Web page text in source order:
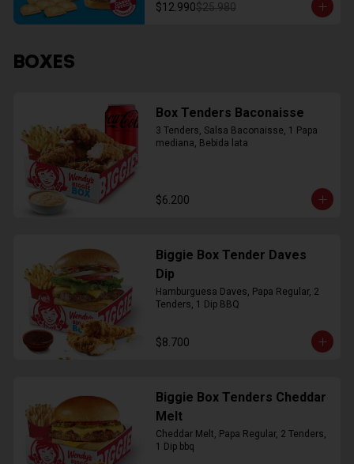
$12.990$25.980
BOXES
Box Tenders Baconaisse
3 Tenders, Salsa Baconaisse, 1 Papa
mediana, Bebida lata
$6.200
Biggie Box Tender Daves
Dip
Hamburguesa Daves, Papa Regular, 2
Tenders, 1 Dip BBQ
$8.700
Biggie Box Tenders Cheddar
Melt
Cheddar Melt, Papa Regular, 2 Tenders,
1 Dip bbq